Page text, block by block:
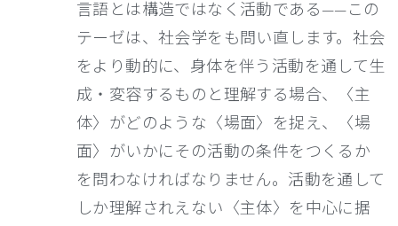
言語とは構造ではなく活動である——この
テーゼは、社会学をも問い直します。社会
をより動的に、身体を伴う活動を通して生
成・変容するものと理解する場合、〈主
体〉がどのような〈場面〉を捉え、〈場
面〉がいかにその活動の条件をつくるか
を問わなければなりません。活動を通して
しか理解されえない〈主体〉を中心に据